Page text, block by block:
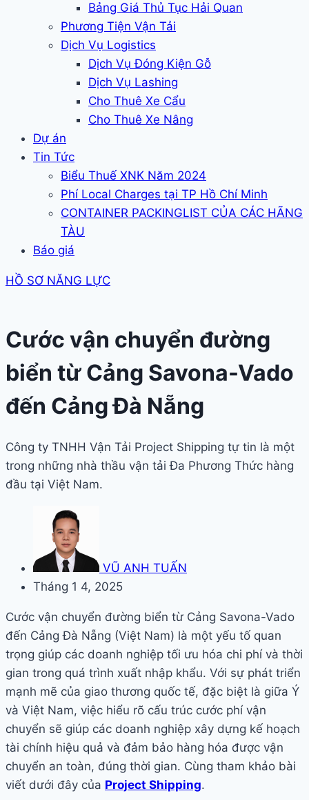
Bảng Giá Thủ Tục Hải Quan
Phương Tiện Vận Tải
Dịch Vụ Logistics
Dịch Vụ Đóng Kiện Gỗ
Dịch Vụ Lashing
Cho Thuê Xe Cẩu
Cho Thuê Xe Nâng
Dự án
Tin Tức
Biểu Thuế XNK Năm 2024
Phí Local Charges tại TP Hồ Chí Minh
CONTAINER PACKINGLIST CỦA CÁC HÃNG
TÀU
Báo giá
HỒ SƠ NĂNG LỰC
Cước vận chuyển đường
biển từ Cảng Savona-Vado
đến Cảng Đà Nẵng
Công ty TNHH Vận Tải Project Shipping tự tin là một
trong những nhà thầu vận tải Đa Phương Thức hàng
đầu tại Việt Nam.
VŨ ANH TUẤN
Tháng 1 4, 2025
Cước vận chuyển đường biển từ Cảng Savona-Vado
đến Cảng Đà Nẵng (Việt Nam) là một yếu tố quan
trọng giúp các doanh nghiệp tối ưu hóa chi phí và thời
gian trong quá trình xuất nhập khẩu. Với sự phát triển
mạnh mẽ của giao thương quốc tế, đặc biệt là giữa Ý
và Việt Nam, việc hiểu rõ cấu trúc cước phí vận
chuyển sẽ giúp các doanh nghiệp xây dựng kế hoạch
tài chính hiệu quả và đảm bảo hàng hóa được vận
chuyển an toàn, đúng thời gian. Cùng tham khảo bài
viết dưới đây của Project Shipping.